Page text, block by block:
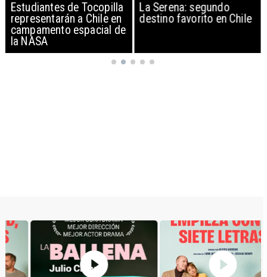
Estudiantes de Tocopilla
representarán a Chile en
campamento espacial de
la NASA
La Serena: segundo
destino favorito en Chile